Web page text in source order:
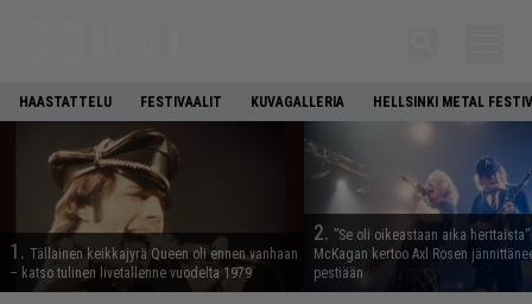
HAASTATTELU FESTIVAALIT KUVAGALLERIA HELLSINKI METAL
1. Tällainen keikkajyrä Queen oli ennen vanhaan
– katso tulinen livetallenne vuodelta 1979
2. ”Se oli oikeastaan aika
McKagan kertoo Axl Rosen
pestiään